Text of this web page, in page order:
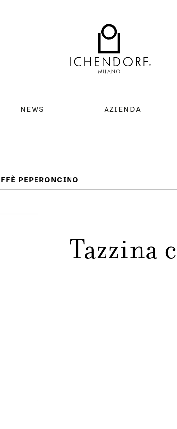
NEWS AZIENDA
PEPERONCINO
Tazzina